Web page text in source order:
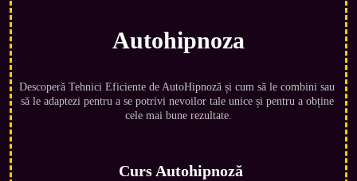
Autohipnoza
Descoperă Tehnici Eficiente de AutoHipnoză și cum să le combini sau
să le adaptezi pentru a se potrivi nevoilor tale unice și pentru a obține
cele mai bune rezultate.
Curs Autohipnoză